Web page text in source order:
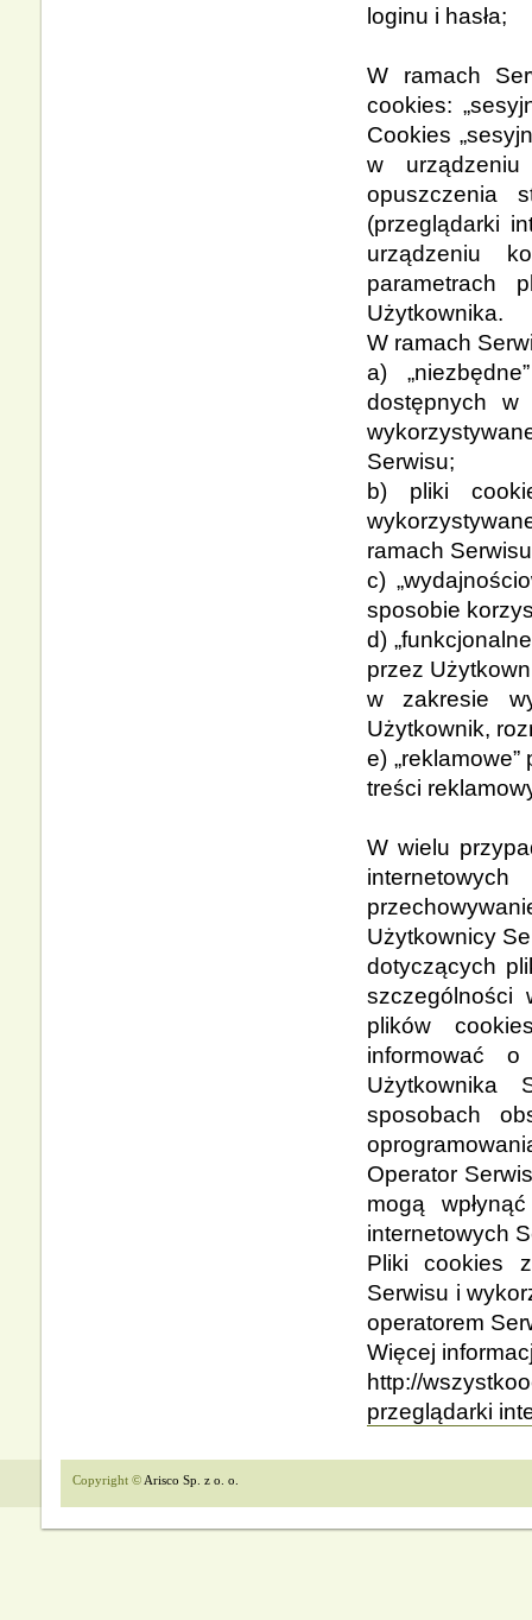
loginu i hasła;
W ramach
cookies:
Cookies
w
opuszczenia
(przeglądarki
urządzeniu
parametrach
Użytkownika.
W ramach
a)
dostępnych w
Serwisu;
b) pliki
ramach
c)
sposobie
d)
przez
w zakresie
Użytkownik,
e)
treści
W wielu
Użytkownicy
dotyczących
szczególności
plików
informować
Użytkownika
sposobach
Operator
mogą
internetowych
Pliki cookies
Serwisu i
operatorem
Więcej
http://
przeglądarki
Copyright © Arisco Sp. z o. o.